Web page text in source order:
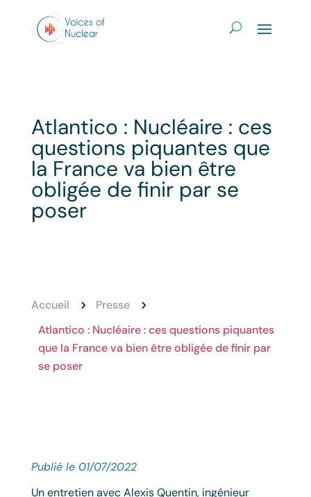
Atlantico : Nucléaire : ces
questions piquantes que
la France va bien être
obligée de finir par se
poser
Accueil 5 Presse 5
Atlantico : Nucléaire : ces questions piquantes
que la France va bien être obligée de finir par
se poser
Publié le 01/07/2022
Un entretien avec Alexis Quentin, ingénieur